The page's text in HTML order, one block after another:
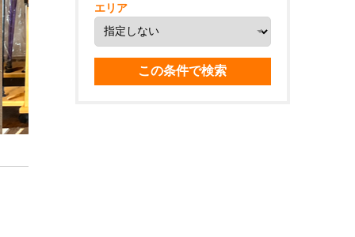
エリア